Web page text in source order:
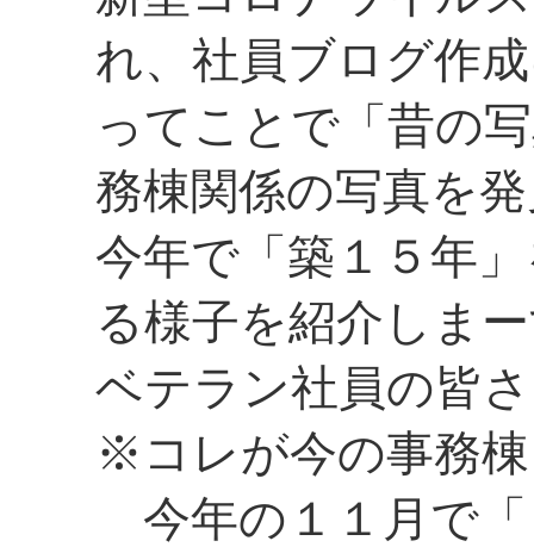
れ、社員ブログ作
ってことで「昔の
務棟関係の写真を
今年で「築１５年
る様子を紹介しま
ベテラン社員の皆
※コレが今の事務
今年の１１月で